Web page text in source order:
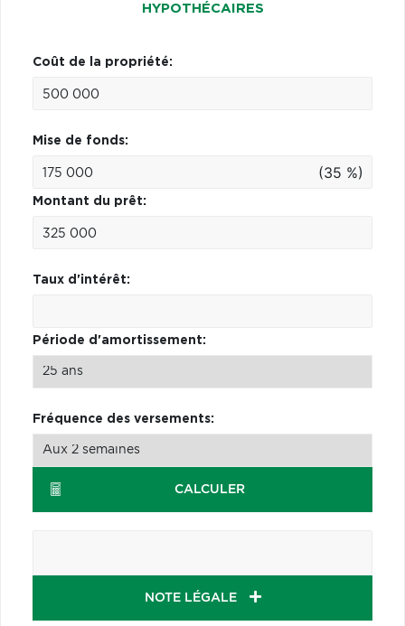
HYPOTHÉCAIRES
Coût de la propriété:
Mise de fonds:
(35 %)
Montant du prêt:
Taux d'intérêt:
Période d'amortissement:
Fréquence des versements:
CALCULER
NOTE LÉGALE